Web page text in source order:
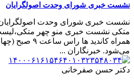
نشست خبری شورای وحدت اصولگرایان
نشست خبری شورای وحدت
متکی نشست خبری منو چهر
می‌شود. خبرنگاران ...
دکتر حسن صفرخانی